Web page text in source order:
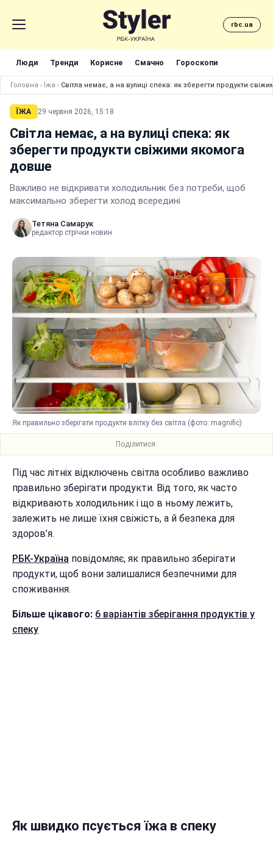
rbc.ua
Люди Тренди Корисне Смачно Гороскопи
Головна › Їжа › Світла немає, а на вулиці спека: як зберегти продукти
ЇЖА 29 червня 2026, 15:18
Світла немає, а на вулиці спека: як
зберегти продукти свіжими якомога
довше
Важливо не відкривати холодильник без потреби, щоб
максимально зберегти холод всередині
Тетяна Самарук
редактор стрічки новин
Як правильно зберігати продукти влітку без світла (фото: magnific)
Поділитися:
Під час літніх відключень світла особливо важливо
правильно зберігати продукти. Від того, як часто
відкривають холодильник і що в ньому лежить,
залежить не лише їхня свіжість, а й безпека для
здоров’я.
РБК-Україна повідомляє, як правильно зберігати
продукти, щоб вони залишалися безпечними для
споживання.
Більше цікавого: 6 варіантів зберігання продуктів у
спеку
Як швидко псується їжа в спеку